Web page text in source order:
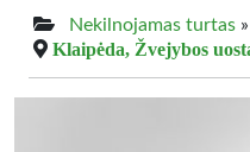
Nekilnojamas turtas »
Klaipėda, Žvejybos